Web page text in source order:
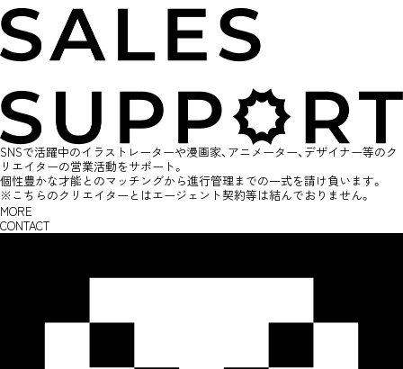
SNSで活躍中のイラストレーターや漫画家、アニメーター、デザイナー等のク
リエイターの営業活動をサポート。
個性豊かな才能とのマッチングから進行管理までの一式を請け負います。
※こちらのクリエイターとはエージェント契約等は結んでおりません。
MORE
CONTACT